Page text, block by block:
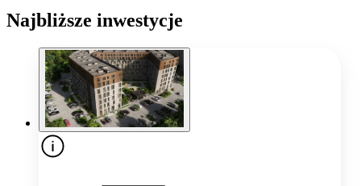
Najbliższe inwestycje